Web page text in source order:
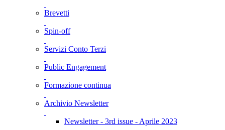
Brevetti
Spin-off
Servizi Conto Terzi
Public Engagement
Formazione continua
Archivio Newsletter
Newsletter - 3rd issue - Aprile 2023